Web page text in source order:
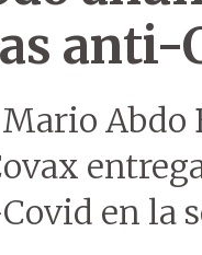
anti-
Abdo
en la